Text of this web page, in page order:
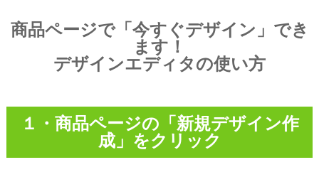
商品ページで「今すぐデザイン」でき
ます！
デザインエディタの使い方
１・商品ページの「新規デザイン作
成」をクリック